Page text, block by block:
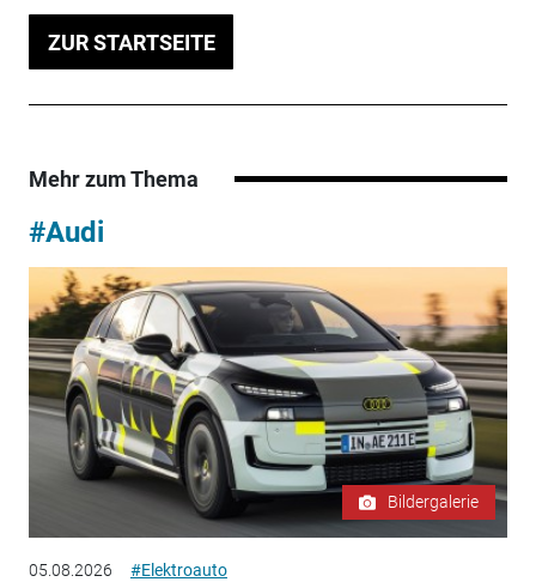
ZUR STARTSEITE
Mehr zum Thema
#Audi
Bildergalerie
05.08.2026 #Elektroauto